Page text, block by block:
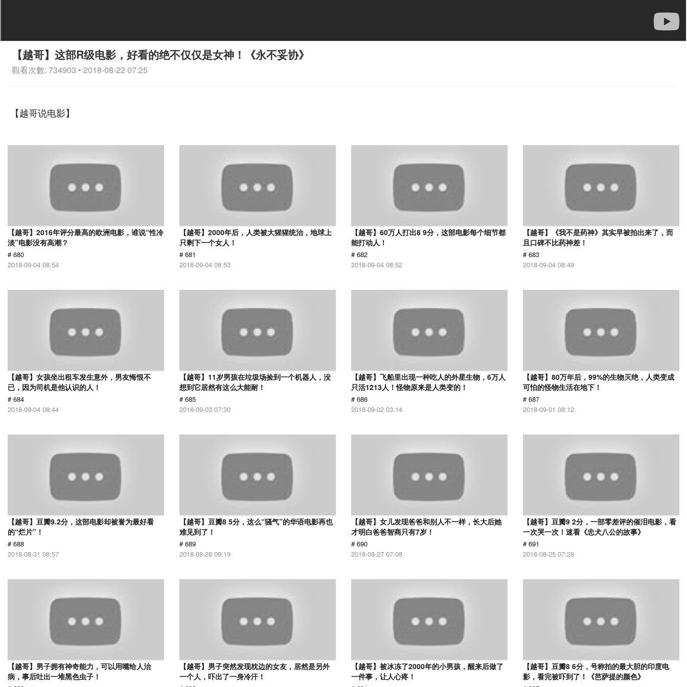
【越哥】这部R级电影，好看的绝不仅仅是女神！《永不妥协》
觀看次數: 734903 • 2018-08-22 07:25
【越哥说电影】
【越哥】2016年评分最高的欧洲电影，谁说“性冷
淡”电影没有高潮？
# 680
2018-09-04 08:54
【越哥】2000年后，人类被大猩猩统治，地球上
只剩下一个女人！
# 681
2018-09-04 08:53
【越哥】60万人打出8 9分，这部电影每个细节都
能打动人！
# 682
2018-09-04 08:52
【越哥】《我不是药神》其实早被拍出来了，而
且口碑不比药神差！
# 683
2018-09-04 08:49
【越哥】女孩坐出租车发生意外，男友悔恨不
已，因为司机是他认识的人！
# 684
2018-09-04 08:44
【越哥】11岁男孩在垃圾场捡到一个机器人，没
想到它居然有这么大能耐！
# 685
2018-09-03 07:30
【越哥】飞船里出现一种吃人的外星生物，6万人
只活1213人！怪物原来是人类变的！
# 686
2018-09-02 03:14
【越哥】80万年后，99%的生物灭绝，人类变成
可怕的怪物生活在地下！
# 687
2018-09-01 08:12
【越哥】豆瓣9.2分，这部电影却被誉为最好看
的“烂片”！
# 688
2018-08-31 08:57
【越哥】豆瓣8 5分，这么“骚气”的华语电影再也
难见到了！
# 689
2018-08-28 09:19
【越哥】女儿发现爸爸和别人不一样，长大后她
才明白爸爸智商只有7岁！
# 690
2018-08-27 07:08
【越哥】豆瓣9 2分，一部零差评的催泪电影，看
一次哭一次！速看《忠犬八公的故事》
# 691
2018-08-25 07:28
【越哥】男子拥有神奇能力，可以用嘴给人治
病，事后吐出一堆黑色虫子！
【越哥】男子突然发现枕边的女友，居然是另外
一个人，吓出了一身冷汗！
【越哥】被冰冻了2000年的小男孩，醒来后做了
一件事，让人心疼！
【越哥】豆瓣8 6分，号称拍的最大胆的印度电
影，看完被吓到了！《芭萨提的颜色》